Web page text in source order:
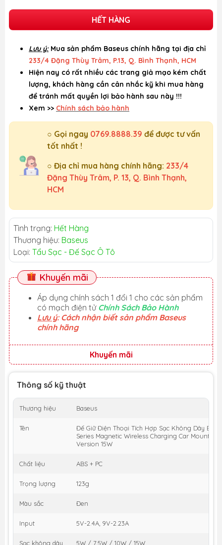
HẾT HÀNG
Lưu ý: Mua sản phẩm Baseus chính hãng tại địa chỉ
233/4 Đặng Thùy Trâm, P.13, Q. Bình Thạnh, HCM
Hiện nay có rất nhiều các trang giả mạo kém chất
lượng, khách hàng cần cân nhắc kỹ khi mua hàng
để tránh mất quyền lợi bảo hành sau này !!!
Xem >> Chính sách bảo hành
○ Gọi ngay 0769.8888.39 để được tư vấn
tốt nhất !
○ Địa chỉ mua hàng chính hãng: 233/4
Đặng Thùy Trâm, P. 13, Q. Bình Thạnh,
HCM
Tình trạng: Hết Hàng
Thương hiệu: Baseus
Loại: Tẩu Sạc - Đế Sạc Ô Tô
Khuyến mãi
Áp dụng chính sách 1 đổi 1 cho các sản phẩm
có mạch điện tử Chính Sách Bảo Hành
Lưu ý: Cách nhận biết sản phẩm Baseus
chính hãng
Khuyến mãi
Thông số kỹ thuật
Thương hiệu Baseus
Tên
Đế Giữ Điện Thoại Tích Hợp Sạc Không Dây
Series Magnetic Wireless Charging Car Mount Air
Version 15W
Chất liệu ABS + PC
Trọng lượng 123g
Màu sắc Đen
Input 5V-2.4A, 9V-2.23A
Sạc không dây 5W / 7.5W / 10W / 15W